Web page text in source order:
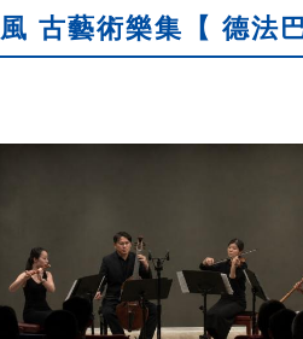
風 古藝術樂集【 德法